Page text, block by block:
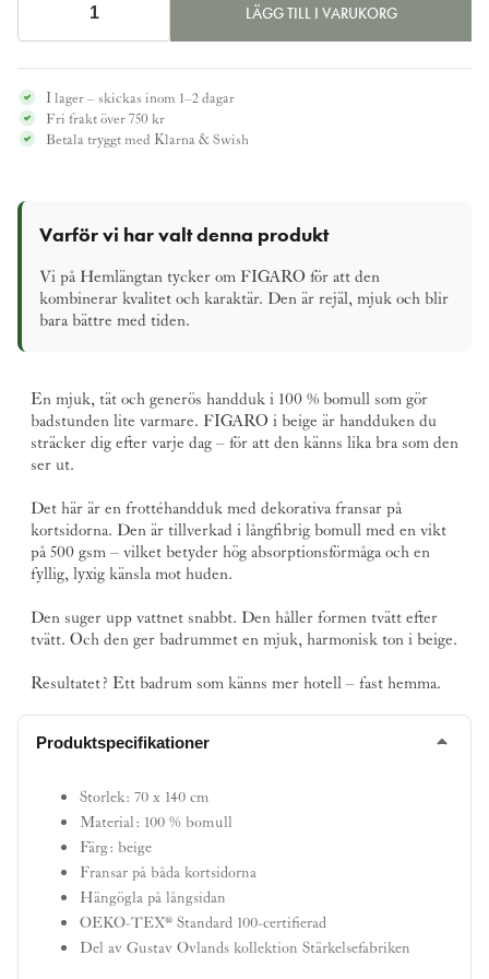
FIGARO
beige,
70x140
cm
mängd
LÄGG TILL I VARUKORG
I lager – skickas inom 1–2 dagar
Fri frakt över 750 kr
Betala tryggt med Klarna & Swish
Varför vi har valt denna produkt
Vi på Hemlängtan tycker om FIGARO för att den
kombinerar kvalitet och karaktär. Den är rejäl, mjuk och blir
bara bättre med tiden.
En mjuk, tät och generös handduk i 100 % bomull som gör
badstunden lite varmare. FIGARO i beige är handduken du
sträcker dig efter varje dag – för att den känns lika bra som den
ser ut.
Det här är en frottéhandduk med dekorativa fransar på
kortsidorna. Den är tillverkad i långfibrig bomull med en vikt
på 500 gsm – vilket betyder hög absorptionsförmåga och en
fyllig, lyxig känsla mot huden.
Den suger upp vattnet snabbt. Den håller formen tvätt efter
tvätt. Och den ger badrummet en mjuk, harmonisk ton i beige.
Resultatet? Ett badrum som känns mer hotell – fast hemma.
Produktspecifikationer
Storlek: 70 x 140 cm
Material: 100 % bomull
Färg: beige
Fransar på båda kortsidorna
Hängögla på långsidan
OEKO-TEX® Standard 100-certifierad
Del av Gustav Ovlands kollektion Stärkelsefabriken